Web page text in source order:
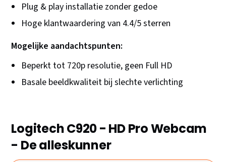
Plug & play installatie zonder gedoe
Hoge klantwaardering van 4.4/5 sterren
Mogelijke aandachtspunten:
Beperkt tot 720p resolutie, geen Full HD
Basale beeldkwaliteit bij slechte verlichting
Logitech C920 - HD Pro Webcam
- De alleskunner